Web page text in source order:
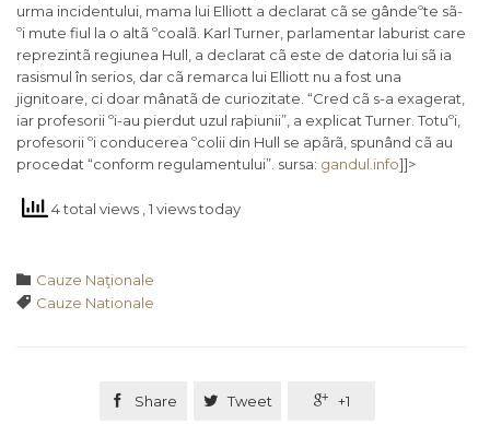
urma incidentului, mama lui Elliott a declarat cã se gândeºte sã-
ºi mute fiul la o altã ºcoalã. Karl Turner, parlamentar laburist care
reprezintã regiunea Hull, a declarat cã este de datoria lui sã ia
rasismul în serios, dar cã remarca lui Elliott nu a fost una
jignitoare, ci doar mânatã de curiozitate. “Cred cã s-a exagerat,
iar profesorii ºi-au pierdut uzul raþiunii”, a explicat Turner. Totuºi,
profesorii ºi conducerea ºcolii din Hull se apãrã, spunând cã au
procedat “conform regulamentului”. sursa: gandul.info]]>
4 total views , 1 views today
 Category
Cauze Naţionale
 Tags
Cauze Nationale
 Share  Tweet  +1